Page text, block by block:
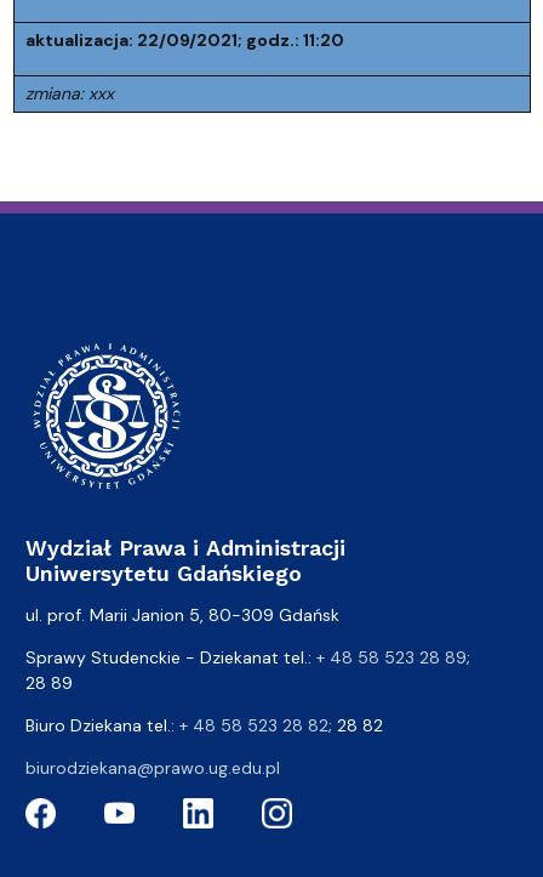
aktualizacja: 22/09/2021; godz.: 11:20
zmiana: xxx
Wydział Prawa i Administracji
Uniwersytetu Gdańskiego
ul. prof. Marii Janion 5, 80-309 Gdańsk
Sprawy Studenckie - Dziekanat tel.: + 48 58 523 28 89;
28 89
Biuro Dziekana tel.: + 48 58 523 28 82; 28 82
biurodziekana@prawo.ug.edu.pl